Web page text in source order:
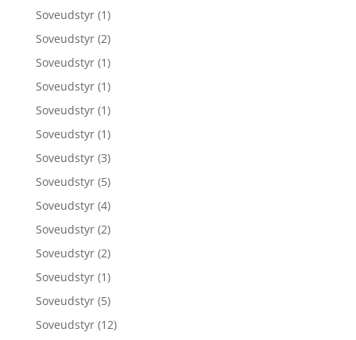
Soveudstyr (1)
Soveudstyr (2)
Soveudstyr (1)
Soveudstyr (1)
Soveudstyr (1)
Soveudstyr (1)
Soveudstyr (3)
Soveudstyr (5)
Soveudstyr (4)
Soveudstyr (2)
Soveudstyr (2)
Soveudstyr (1)
Soveudstyr (5)
Soveudstyr (12)